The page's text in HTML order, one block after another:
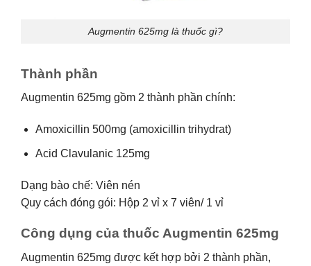
Augmentin 625mg là thuốc gì?
Thành phần
Augmentin 625mg gồm 2 thành phần chính:
Amoxicillin 500mg (amoxicillin trihydrat)
Acid Clavulanic 125mg
Dạng bào chế: Viên nén
Quy cách đóng gói: Hộp 2 vỉ x 7 viên/ 1 vỉ
Công dụng của thuốc Augmentin 625mg
Augmentin 625mg được kết hợp bởi 2 thành phần,